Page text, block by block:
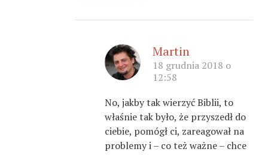
Martin
18 grudnia 2018 o
12:58
No, jakby tak wierzyć Biblii, to
właśnie tak było, że przyszedł do
ciebie, pomógł ci, zareagował na
problemy i – co też ważne – chce